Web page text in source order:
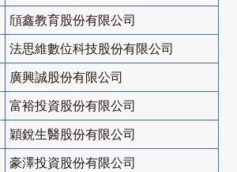
頎鑫教育股份有限公司
法思維數位科技股份有限公司
廣興誠股份有限公司
富裕投資股份有限公司
穎銳生醫股份有限公司
豪澤投資股份有限公司